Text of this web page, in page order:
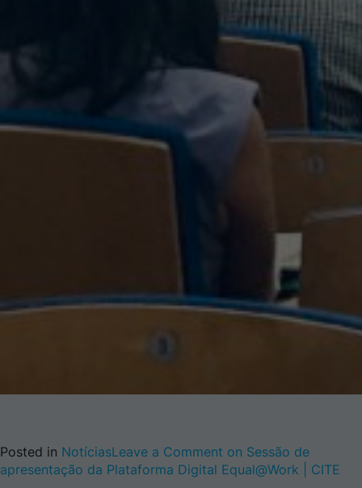
Posted in NotíciasLeave a Comment on Sessão de
apresentação da Plataforma Digital Equal@Work | CITE